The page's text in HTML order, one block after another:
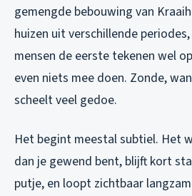
gemengde bebouwing van
huizen uit verschillende
mensen de eerste tekenen wel
even niets mee doen. Zonde,
scheelt veel gedoe.
Het begint meestal subtiel. Het
dan je gewend bent, blijft kort
putje, en loopt zichtbaar